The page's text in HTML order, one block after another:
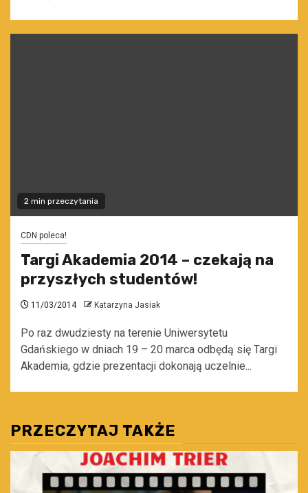
2 min przeczytania
CDN poleca!
Targi Akademia 2014 – czekają na
przyszłych studentów!
11/03/2014 Katarzyna Jasiak
Po raz dwudziesty na terenie Uniwersytetu
Gdańskiego w dniach 19 – 20 marca odbędą się Targi
Akademia, gdzie prezentacji dokonają uczelnie...
PRZECZYTAJ TAKŻE